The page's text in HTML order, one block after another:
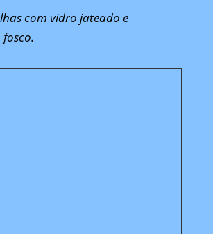
com vidro jateado e